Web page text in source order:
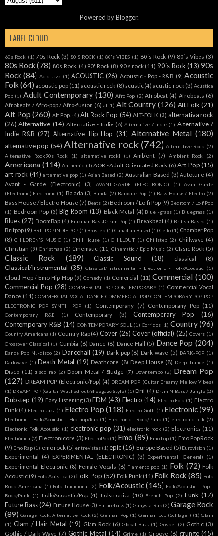
Powered byBlogger.
LABEL CLOUD
60s Rock (1) 70s Rock (3) 80'S ROCK (1) 80's VIBES (1) 80´s Rock (9) 80´s Vibes (3)
80s Rock (78) 80s Rock. (4) 90' Rock (8) 90's rock (11) 90´s Rock (13) 90s
Rock (84) Acid Jazz (1) ACOUSTIC (26) Acoustic - Pop - R&B (9) Acoustic
Folk (64) acoustic pop (11) acoustic rock (8) acustic (4) acustic rock (3) Acústica
Pop (1) Adult Contemporary (130) Afro Pop (2) Afrobeat (4) Afrobeats (6)
Afrobeats / Afro-pop / Afro-fusion (6) al (1) Alt Country (126) Alt Folk (21)
Alt Pop (260) Alt Pop. (4) Alt Rock Pop (54) ALT-FOLK (3) alternativa rock
(26) Alternative (14) Alternative - Indie (6) Alternative / Indie (1) Alternative /
Indie R&B (27) Alternative Hip-Hop (31) Alternative Metal (180)
alternative pop (54) Alternative rock (742) Alternative Rock. (2)
Alternative Rock90s Rock
(1) alternative rockl (1) Ambient (7) Ambient Rock (2)
Americana (114) Anthemic (1) AOR - Adult Orientated Rock (6) Art Pop (15)
art rock (44) arternative pop (1) Asian Based (2) Australian Based (3) Autotune (4)
Avant - Garde (Electronic)
(3) AVANT-GARDE (ELECTRONIC) (1)
Avant-Garde
(Electronic).Electronic (1) Balada (3) Banda (2) Baroque Pop (1) Bass House / Electro (2)
Bass House / Electro House (7) Beats (2) Bedroom / Lo-fi Pop (9) Bedroom / Lo-fiPop
(1) Bedroom Pop (3) Big Room (13) Black Metal (4) Blue -grass (1) Bluegrass (1)
Blues (27) BoomBap (4) Brazilian BassDream Pop (1) Breakbeat (4) British Based (1)
Britpop (9) BRITPOP INDIE POP (1) Brostep (1) Canadian Based (1) Cello (1) Chamber Pop
(8) CHILDREN'S MUSIC (1) Chill House (1) CHILLOUT (1) Chillstep (2) Chillwave (4)
Christian (9) Christmas (2) Cinematic (11) Cinematic / Epic Music (2) Clasic Rock (5)
Classic Rock (189) Classic Sound (18) classical (8)
Classical/Instrumental (35) Classical/Instrumental - Electronic - Folk/Acoustic (1)
Cloud Hop / Emo Hip-Hop (9) Comedy (1) Comercial (11) Commercial (100)
Commercial Pop (28) COMMERCIAL POP CONTEMPORARY (1) Commercial Vocal
Dance (11) COMMERCIAL VOCAL DANCE COMMERCIAL POP CONTEMPORARY POP POP
ELECTRONIC POP SYNTH POP
(1) Contemporany (7) Contemporany Pop (11)
Contemporany R&B (1) Contemporary (3) Contemporary Pop
(16)
Contemporary R&B (14) CONTEMPORARY SOUL (1) Corridos (1) Country (96)
Country Americana (1) Country Rap (4) Cover (26) Cover (official) (25) Covers (1)
Crossover Classical (1) Cumbia (6) Dance (8) Dance Hall (5) Dance Pop (204)
Dance Pop Nu-disco (2) Dancehall (19) Dark pop (8) Dark wave (5) DARK-POP (1)
Darkwave (1) Death Metal (19) Deathcore (8) Deep House (8) Deep Trance (1)
Disco (11) disco rap (2) Doom Metal / Sludge (7) Downtempo (2) Dream Pop
(127) DREAM POP (Electronic/Pop) (4) DREAM POP (Guitar Dreamy Mellow Vibes)
(1) DREAM POP (Guitar Washed-out/Shoegaze Style) (1) Drill (4) Drum N Bass / Jungle (2)
Dubstep (19) Easy Listening (3) EDM (43) Electro (14) Electro Folk (1) Electro
Funk (4) Electro Jazz (1) Electro Pop (118) Electro-Goth (1) Electronic (99)
Electronic - Folk/Acoustic - Hip-hop/Rap (1) Electronic - Rock/Punk (1) electronic folk (2)
Electronic Folk Acoustic (1) electronic pop (31) electronic rock (2) Electronica (11)
Electrónica (2) Electronicore (3) ElectroPop (1) Emo (89) Emo Pop (1) Emo Pop Rock
(9) Emo Rap (1) emo rock (5) entrevistas (1) epic (16) Europe Based (5) Eurovision (1)
Experimental (4) EXPERIMENTAL (ELECTRONIC) (3) Experimental (General) (1)
Experimental Electronic (8) Female Vocals (6) Flamenco pop (1) Folk (72) Folk
Acoustic (9) Folk Acústica (2) Folk Pop (52) Folk Punk (11) Folk Rock (85) Folk
Rock. Americana (1) Folk Tradicional (2) Folk/Acoustic (145) Folk/Acoustic - Pop -
Rock/Punk (1) Folk/Acoustic/Pop (4) Folktronica (10) French Pop (2) Funk (17)
Future Bass (24) Future House (3) Futurebass (1) Gangsta Rap (2) Garage Rock
(89) Garage Rock. Alternative Rock (2) German Pop (1) German pop (Schlager) (1) Glam
(1) Glam / Hair Metal (19) Glam Rock (6) Global Bass (1) Gospel (2) Gothic (3)
Gothic / Dark Wave (7) Gothic Metal (14) Grime (1) Groove (6) grunge (45)